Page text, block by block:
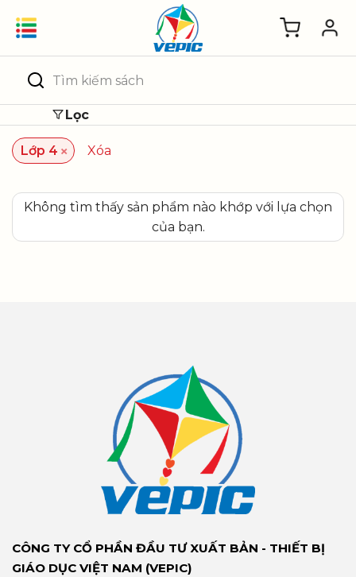
Tìm
kiếm:
Lọc
Lớp 4 × Xóa
Không tìm thấy sản phẩm nào khớp với lựa chọn
của bạn.
CÔNG TY CỔ PHẦN ĐẦU TƯ XUẤT BẢN - THIẾT BỊ
GIÁO DỤC VIỆT NAM (VEPIC)